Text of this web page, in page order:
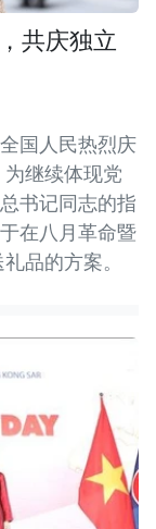
共庆独立
国人民热烈庆
继续体现党
书记同志的指
在八月革命暨
品的方案。